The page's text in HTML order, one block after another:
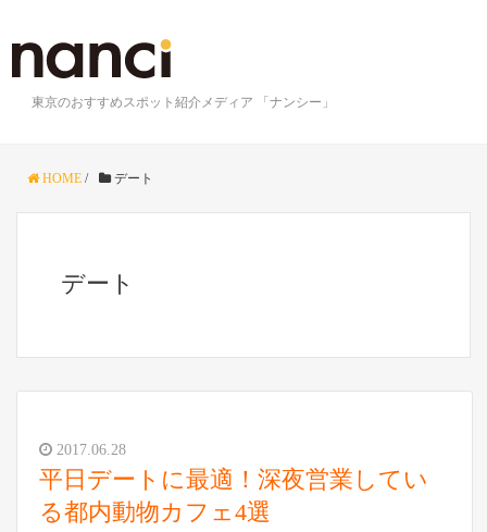
東京のおすすめスポット紹介メディア 「ナンシー」
HOME / デート
デート
2017.06.28
平日デートに最適！深夜営業してい
る都内動物カフェ4選